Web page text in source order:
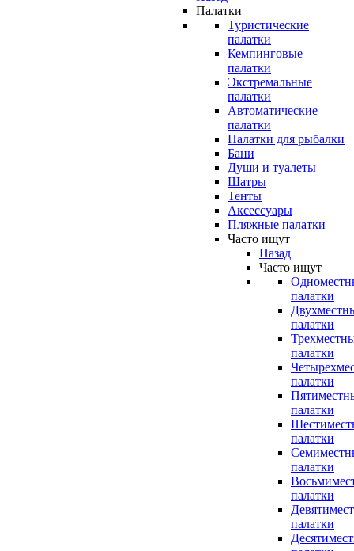
Палатки
Туристические
палатки
Кемпинговые
палатки
Экстремальные
палатки
Автоматические
палатки
Палатки для рыбалки
Бани
Души и туалеты
Шатры
Тенты
Аксессуары
Пляжные палатки
Часто ищут
Назад
Часто ищут
палатки
палатки
палатки
палатки
палатки
палатки
палатки
палатки
палатки